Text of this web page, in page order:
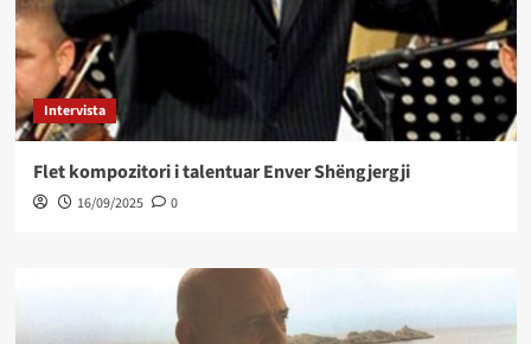
Intervista
Flet kompozitori i talentuar Enver Shëngjergji
16/09/2025 0